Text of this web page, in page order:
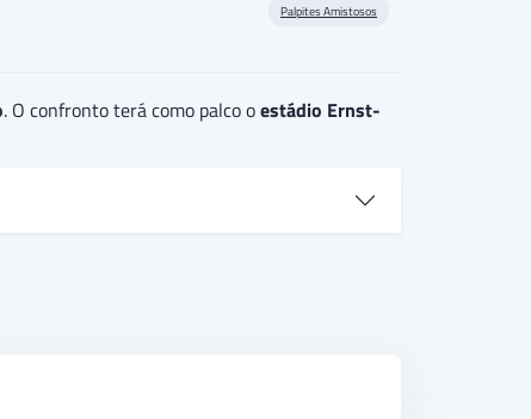
Palpites Amistosos
. O confronto terá como palco oestádio Ernst-
gols acima/abaixo, a indicação é na